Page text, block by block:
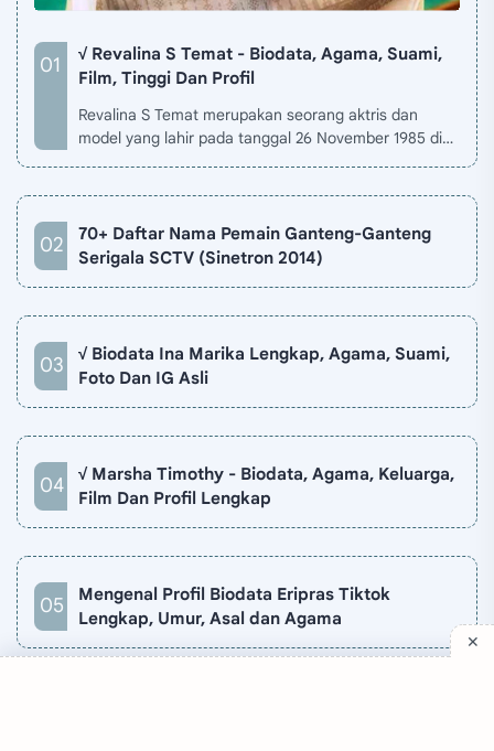
√ Revalina S Temat - Biodata, Agama, Suami,
Film, Tinggi Dan Profil
Revalina S Temat merupakan seorang aktris dan
model yang lahir pada tanggal 26 November 1985 di
70+ Daftar Nama Pemain Ganteng-Ganteng
Serigala SCTV (Sinetron 2014)
√ Biodata Ina Marika Lengkap, Agama, Suami,
Foto Dan IG Asli
√ Marsha Timothy - Biodata, Agama, Keluarga,
Film Dan Profil Lengkap
Mengenal Profil Biodata Eripras Tiktok
Lengkap, Umur, Asal dan Agama